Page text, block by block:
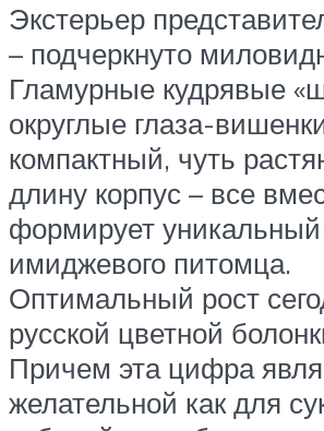
Экстерьер
– подчеркнуто
Гламурные кудрявые
округлые глаза-
компактный, чуть
длину корпус – все
формирует
имиджевого питомца.
Оптимальный рост
русской цветной
Причем эта цифра
желательной как для